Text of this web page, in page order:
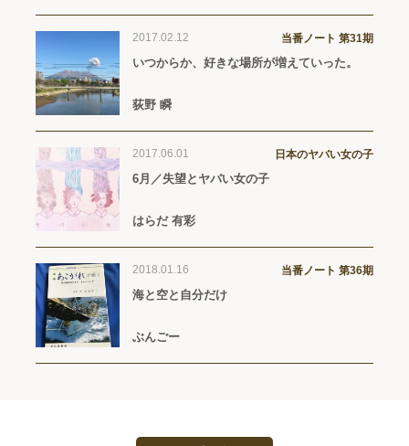
2017.02.12 当番ノート 第31期
いつからか、好きな場所が増えていった。
荻野 瞬
2017.06.01 日本のヤバい女の子
6月／失望とヤバい女の子
はらだ 有彩
2018.01.16 当番ノート 第36期
海と空と自分だけ
ぶんごー